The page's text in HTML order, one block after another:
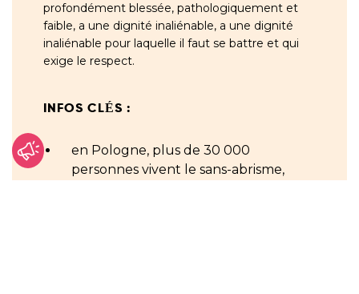
profondément blessée, pathologiquement et
faible, a une dignité inaliénable, a une dignité
inaliénable pour laquelle il faut se battre et qui
exige le respect.
INFOS CLÉS :
en Pologne, plus de 30 000
personnes vivent le sans-abrisme,